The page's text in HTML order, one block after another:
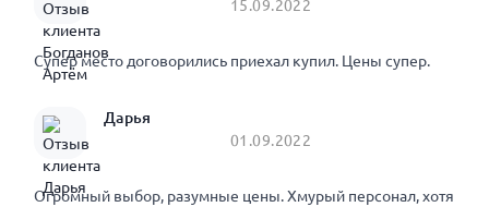
15.09.2022
Супер место договорились приехал купил. Цены супер.
Дарья
01.09.2022
Огромный выбор, разумные цены. Хмурый персонал, хотя